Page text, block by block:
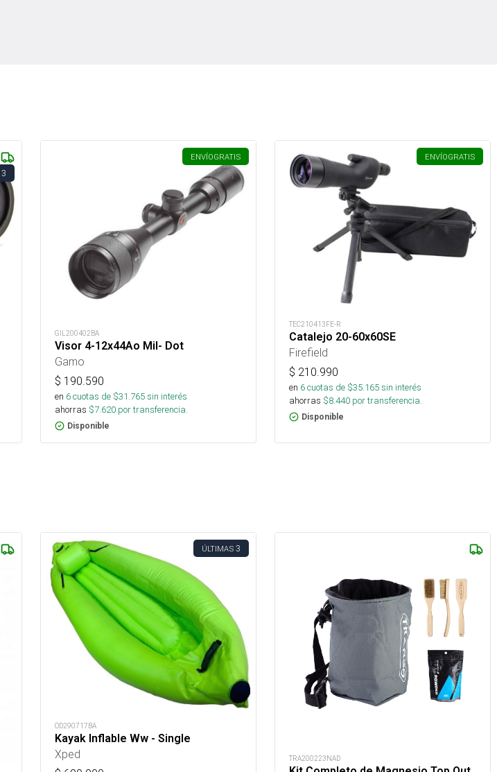
3
ENVÍOGRATIS
GIL200402BA
Visor 4-12x44Ao Mil- Dot
Gamo
$ 190.590
en 6cuotas de $31.765sin interés
ahorras $7.620 por transferencia.
Disponible
ENVÍOGRATIS
TEC210413FE-R
Catalejo 20-60x60SE
Firefield
$ 210.990
en 6cuotas de $35.165sin interés
ahorras $8.440 por transferencia.
Disponible
ÚLTIMAS 3
OD290717BA
Kayak Inflable Ww - Single
Xped TRA200223NAD